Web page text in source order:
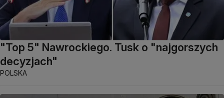
"Top 5" Nawrockiego. Tusk o "najgorszych
decyzjach"
POLSKA